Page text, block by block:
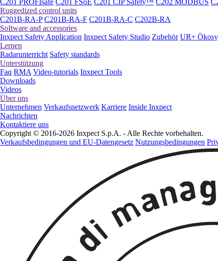
C201 PROFIsafe C201 FSoE C201 CIP Safety™ C202 MODBUS
Ruggedized control units
C201B-RA-P C201B-RA-F C201B-RA-C C202B-RA
Software and accessories
Inxpect Safety Application Inxpect Safety Studio Zubehör UR+
Lernen
Radarunterricht Safety standards
Unterstützung
Faq RMA Video-tutorials Inxpect Tools
Downloads
Videos
Über uns
Unternehmen Verkaufsnetzwerk Karriere Inside Inxpect
Nachrichten
Kontaktiere uns
Copyright © 2016-2026 Inxpect S.p.A. - Alle Rechte vorbehalten.
Verkaufsbedingungen und EU-Datengesetz Nutzungsbedingungen